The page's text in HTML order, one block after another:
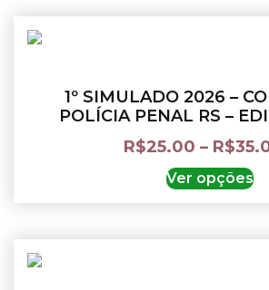
1º SIMULADO 2026 –
POLÍCIA PENAL RS –
R$25.00 – R$
Ver opções